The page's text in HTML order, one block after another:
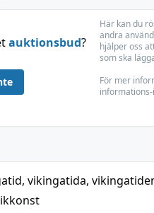
auktionsbud?
Här kan du
andra
hjälper oss
som ska
För mer
, vikingatida,